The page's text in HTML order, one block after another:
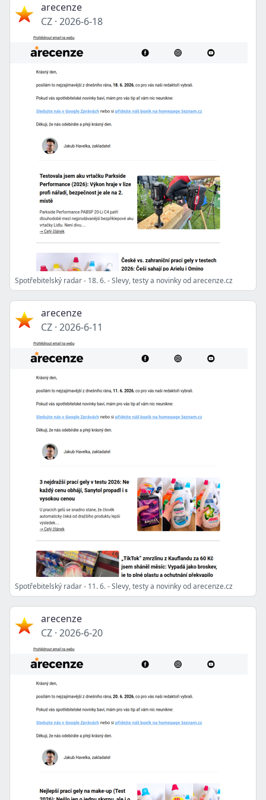
arecenze
CZ · 2026-6-18
Spotřebitelský radar - 18. 6. - Slevy, testy a novinky od arecenze.cz
arecenze
CZ · 2026-6-11
Spotřebitelský radar - 11. 6. - Slevy, testy a novinky od arecenze.cz
arecenze
CZ · 2026-6-20